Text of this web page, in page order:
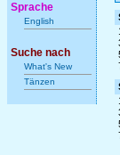
Sprache
English
Suche nach
What's New
Tänzen